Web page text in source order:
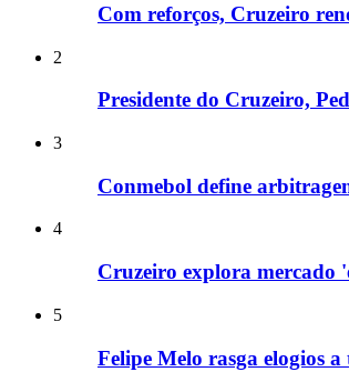
Com reforços, Cruzeiro
2
Presidente do Cruzeiro,
3
Conmebol define
4
Cruzeiro explora mercado
5
Felipe Melo rasga elogios